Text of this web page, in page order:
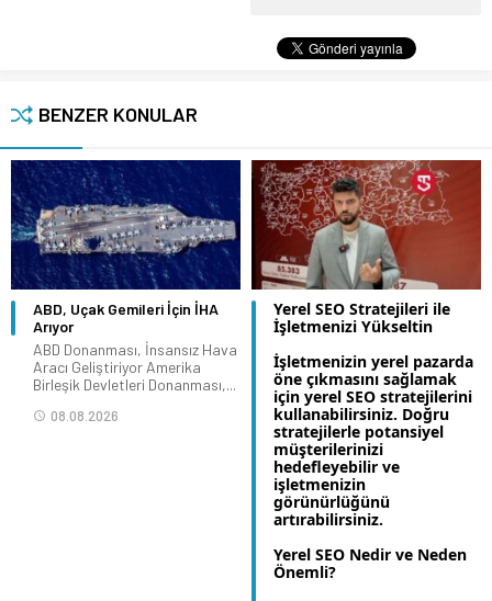
BENZER KONULAR
ABD, Uçak Gemileri İçin İHA
Arıyor
ABD Donanması, İnsansız Hava
Aracı Geliştiriyor Amerika
Birleşik Devletleri Donanması,...
08.08.2026
Yerel SEO Stratejileri ile
İşletmenizi Yükseltin
İşletmenizin yerel pazarda
öne çıkmasını sağlamak
için yerel SEO stratejilerini
kullanabilirsiniz. Doğru
stratejilerle potansiyel
müşterilerinizi
hedefleyebilir ve
işletmenizin
görünürlüğünü
artırabilirsiniz.
Yerel SEO Nedir ve Neden
Önemli?